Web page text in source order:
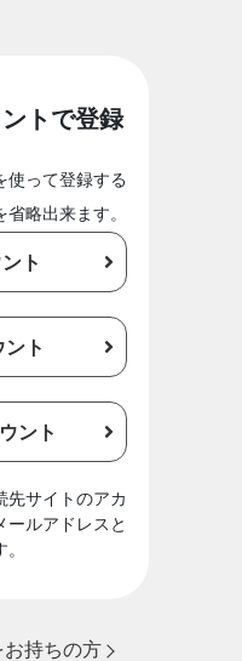
トで登録
使って登録する
略出来ます。
ト
ント
ント
先サイトのアカ
ールアドレスと
持ちの方